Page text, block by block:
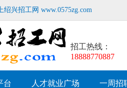
绍兴招工网 www.0575zg.com
招工热线：
18888770887
台 人才就业广场 一周招